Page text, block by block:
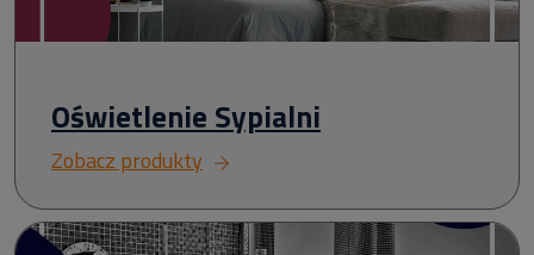
Oświetlenie Sypialni
Zobacz produkty